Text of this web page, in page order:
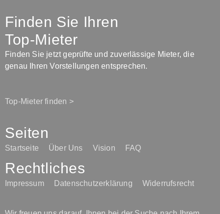
Finden Sie Ihren
Top-Mieter
Finden Sie jetzt geprüfte und zuverlässige Mieter, die
genau Ihren Vorstellungen entsprechen.
Top-Mieter finden >
Seiten
Startseite Über Uns Vision FAQ
Rechtliches
Impressum Datenschutzerklärung Widerrufsrecht